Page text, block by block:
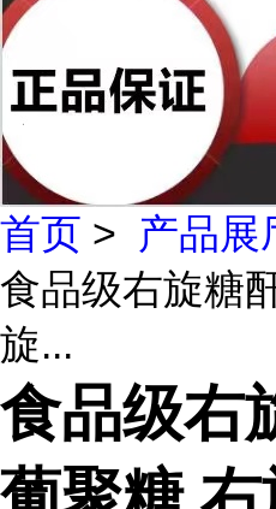
首页 > 产品展
食品级右旋糖
旋...
食品级右